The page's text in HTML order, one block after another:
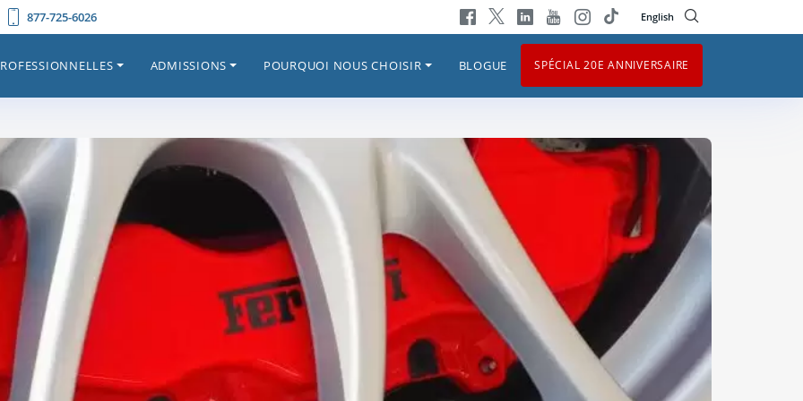
877-725-6026 English
ADMISSIONS POURQUOI NOUS CHOISIR BLOGUE SPÉCIAL 20E ANNIVERSAIRE